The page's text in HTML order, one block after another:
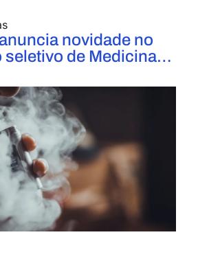
novidade no
seletivo de Medicina
de ingresso